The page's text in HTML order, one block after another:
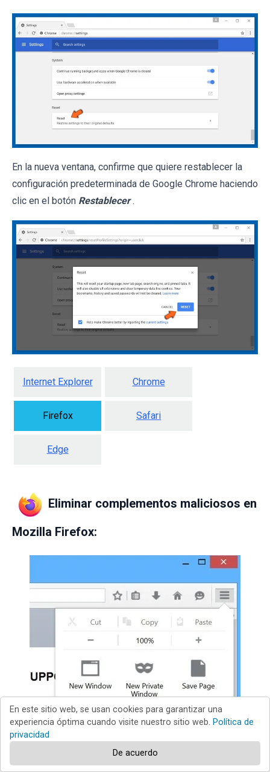
En la nueva ventana, confirme que quiere restablecer la
configuración predeterminada de Google Chrome haciendo
clic en el botón Restablecer .
Internet Explorer Chrome
Firefox Safari
Edge
Eliminar complementos maliciosos en
Mozilla Firefox:
En este sitio web, se usan cookies para garantizar una
experiencia óptima cuando visite nuestro sitio web. Política de
privacidad
De acuerdo